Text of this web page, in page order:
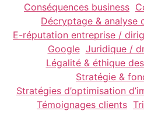
Conséquences business
Décryptage & analyse
E-réputation entreprise /
Google Juridique /
Légalité & éthique
Stratégie &
Stratégies d’optimisation
Témoignages clients